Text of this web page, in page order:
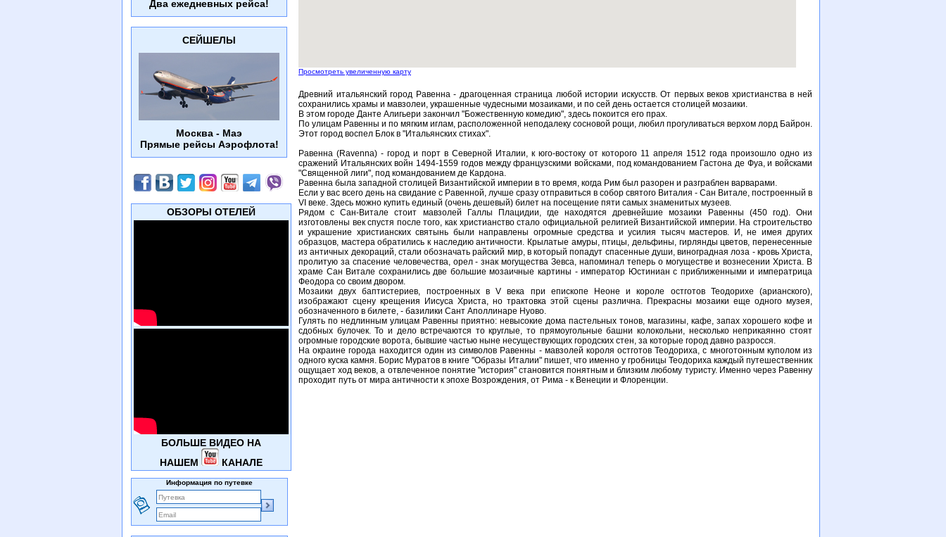
Просмотреть увеличенную карту
Древний итальянский город Равенна - драгоценная страница любой истории искусств. От первых веков христианства в ней
сохранились храмы и мавзолеи, украшенные чудесными мозаиками, и по сей день остается столицей мозаики.
В этом городе Данте Алигьери закончил "Божественную комедию", здесь покоится его прах.
По улицам Равенны и по мягким иглам, расположенной неподалеку сосновой рощи, любил прогуливаться верхом лорд Байрон.
Этот город воспел Блок в "Итальянских стихах".
Равенна (Ravenna) - город и порт в Северной Италии, к юго-востоку от которого 11 апреля 1512 года произошло одно из
сражений Итальянских войн 1494-1559 годов между французскими войсками, под командованием Гастона де Фуа, и войсками
"Священной лиги", под командованием де Кардона.
Равенна была западной столицей Византийской империи в то время, когда Рим был разорен и разграблен варварами.
Если у вас всего день на свидание с Равенной, лучше сразу отправиться в собор святого Виталия - Сан Витале, построенный в
VI веке. Здесь можно купить единый (очень дешевый) билет на посещение пяти самых знаменитых музеев.
Рядом с Сан-Витале стоит мавзолей Галлы Плацидии, где находятся древнейшие мозаики Равенны (450 год). Они
изготовлены век спустя после того, как христианство стало официальной религией Византийской империи. На строительство
и украшение христианских святынь были направлены огромные средства и усилия тысяч мастеров. И, не имея других
образцов, мастера обратились к наследию античности. Крылатые амуры, птицы, дельфины, гирлянды цветов, перенесенные
из античных декораций, стали обозначать райский мир, в который попадут спасенные души, виноградная лоза - кровь Христа,
пролитую за спасение человечества, орел - знак могущества Зевса, напоминал теперь о могуществе и вознесении Христа. В
храме Сан Витале сохранились две большие мозаичные картины - император Юстиниан с приближенными и императрица
Феодора со своим двором.
Мозаики двух баптистериев, построенных в V века при епископе Неоне и короле остготов Теодорихе (арианского),
изображают сцену крещения Иисуса Христа, но трактовка этой сцены различна. Прекрасны мозаики еще одного музея,
обозначенного в билете, - базилики Сант Аполлинаре Нуово.
Гулять по недлинным улицам Равенны приятно: невысокие дома пастельных тонов, магазины, кафе, запах хорошего кофе и
сдобных булочек. То и дело встречаются то круглые, то прямоугольные башни колокольни, несколько неприкаянно стоят
огромные городские ворота, бывшие частью ныне несуществующих городских стен, за которые город давно разросся.
На окраине города находится один из символов Равенны - мавзолей короля остготов Теодориха, с многотонным куполом из
одного куска камня. Борис Муратов в книге "Образы Италии" пишет, что именно у гробницы Теодориха каждый путешественник
ощущает ход веков, а отвлеченное понятие "история" становится понятным и близким любому туристу. Именно через Равенну
проходит путь от мира античности к эпохе Возрождения, от Рима - к Венеции и Флоренции.
Два ежедневных рейса!
СЕЙШЕЛЫ
Москва - Маэ
Прямые рейсы Аэрофлота!
ОБЗОРЫ ОТЕЛЕЙ
БОЛЬШЕ ВИДЕО НА
НАШЕМ
КАНАЛЕ
Информация по путевке